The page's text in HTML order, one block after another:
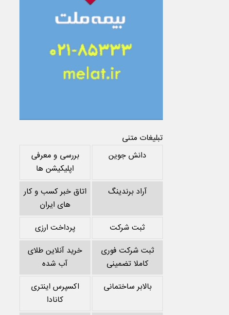
تبلیغات متنی
دانش جوین
بررسی و معرفی
اپلیکیشن ها
آراد برندینگ
اتاق خبر کسب و کار
های ایران
ثبت شرکت
پرداخت ارزی
ثبت شرکت فوری
کاملا تضمینی
خرید آنلاین طلای
آب شده
بالابر ساختمانی
اکسپرس اینتری
کانادا